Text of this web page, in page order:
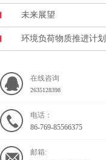
未来展望
环境负荷物质推进计划
在线咨询
2635128398
电话：
86-769-85566375
邮箱: